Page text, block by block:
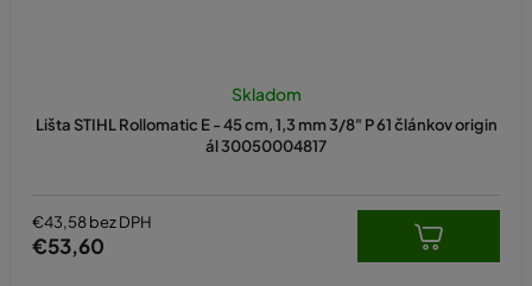
Lišta STIHL Rollomatic E - 45 cm, 1,3 mm 3/8" P 61 článkov origin
ál 30050004817
Skladom
€43,58 bez DPH
€53,60